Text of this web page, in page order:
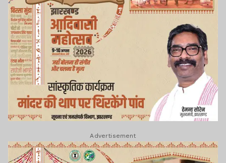
Advertisement